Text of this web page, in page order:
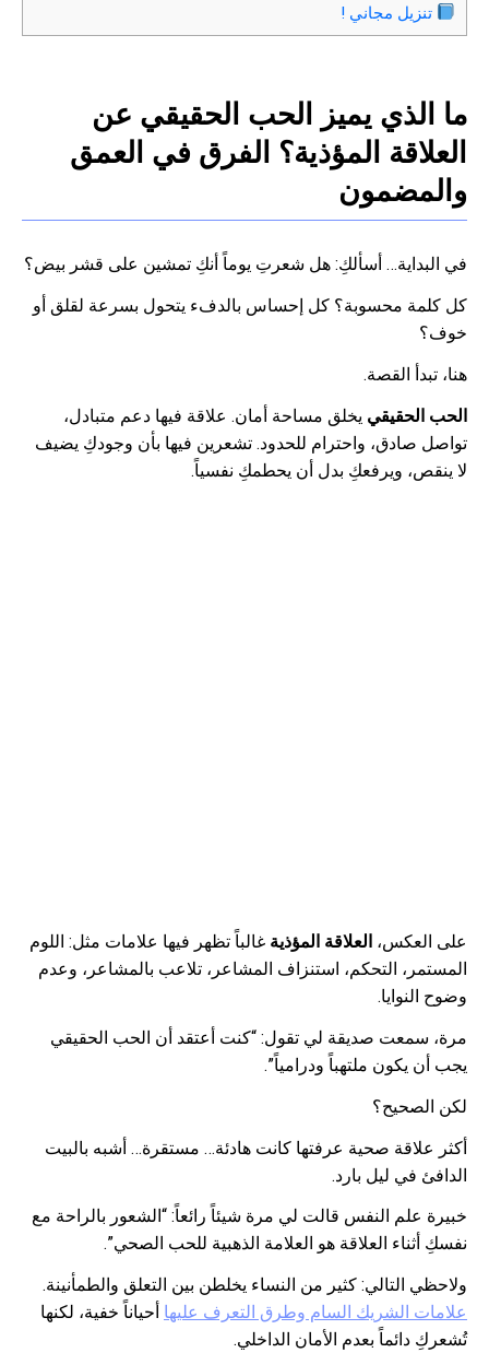
تنزيل مجاني !
ما الذي يميز الحب الحقيقي عن
العلاقة المؤذية؟ الفرق في العمق
والمضمون
في البداية… أسألكِ: هل شعرتِ يوماً أنكِ تمشين على قشر بيض؟
كل كلمة محسوبة؟ كل إحساس بالدفء يتحول بسرعة لقلق أو
خوف؟
هنا، تبدأ القصة.
الحب الحقيقي يخلق مساحة أمان. علاقة فيها دعم متبادل،
تواصل صادق، واحترام للحدود. تشعرين فيها بأن وجودكِ يضيف
لا ينقص، ويرفعكِ بدل أن يحطمكِ نفسياً.
على العكس، العلاقة المؤذية غالباً تظهر فيها علامات مثل: اللوم
المستمر، التحكم، استنزاف المشاعر، تلاعب بالمشاعر، وعدم
وضوح النوايا.
مرة، سمعت صديقة لي تقول: “كنت أعتقد أن الحب الحقيقي
يجب أن يكون ملتهباً ودرامياً”.
لكن الصحيح؟
أكثر علاقة صحية عرفتها كانت هادئة… مستقرة… أشبه بالبيت
الدافئ في ليل بارد.
خبيرة علم النفس قالت لي مرة شيئاً رائعاً: “الشعور بالراحة مع
نفسكِ أثناء العلاقة هو العلامة الذهبية للحب الصحي”.
ولاحظي التالي: كثير من النساء يخلطن بين التعلق والطمأنينة.
علامات الشريك السام وطرق التعرف عليها أحياناً خفية، لكنها
تُشعركِ دائماً بعدم الأمان الداخلي.